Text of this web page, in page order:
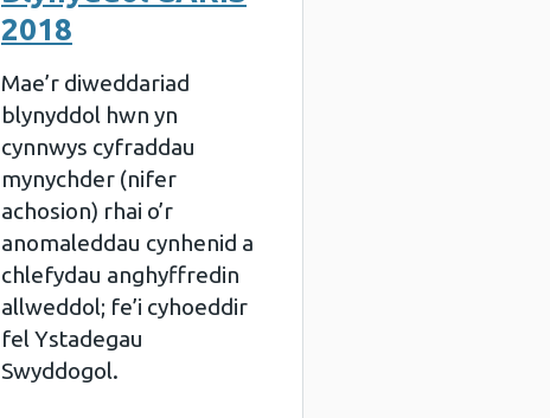
2018
Mae’r diweddariad
blynyddol hwn yn
cynnwys cyfraddau
mynychder (nifer
achosion) rhai o’r
anomaleddau cynhenid a
chlefydau anghyffredin
allweddol; fe’i cyhoeddir
fel Ystadegau
Swyddogol.